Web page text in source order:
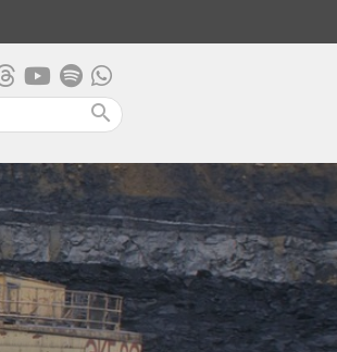
search